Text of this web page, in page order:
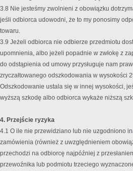
3.8 Nie jesteśmy zwolnieni z obowiązku
jeśli odbiorca udowodni, że to my ponosimy
towaru.
3.9 Jeżeli odbiorca nie odbierze przedmiotu
upomnienia, albo jeżeli popadnie w zwłokę z
do odstąpienia od umowy przysługuje nam
zryczałtowanego odszkodowania w wysokości
Odszkodowanie ustala się w innej wysokości,
wyższą szkodę albo odbiorca wykaże niższą
4. Przejście ryzyka
4.1 O ile nie przewidziano lub nie uzgodniono
zamówienia (również z uwzględnieniem
przechodzi na odbiorcę najpóźniej z
przewoźnika lub podmiotu trzeciego